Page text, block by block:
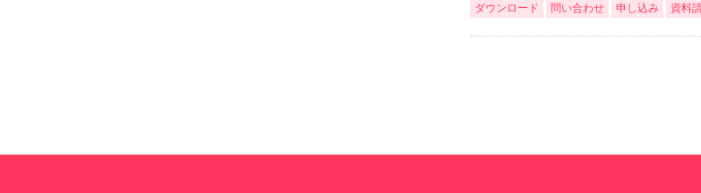
ダウンロード 問い合わせ 申し込み 資料